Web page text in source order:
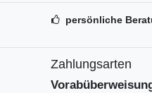
persönliche
Zahlungsarten